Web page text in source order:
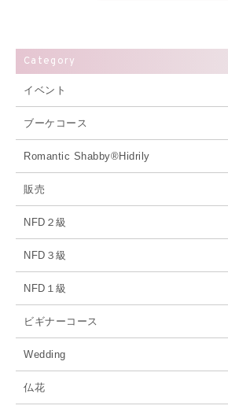
Category
イベント
ブーケコース
Romantic Shabby®Hidrily
販売
NFD２級
NFD３級
NFD１級
ビギナーコース
Wedding
仏花